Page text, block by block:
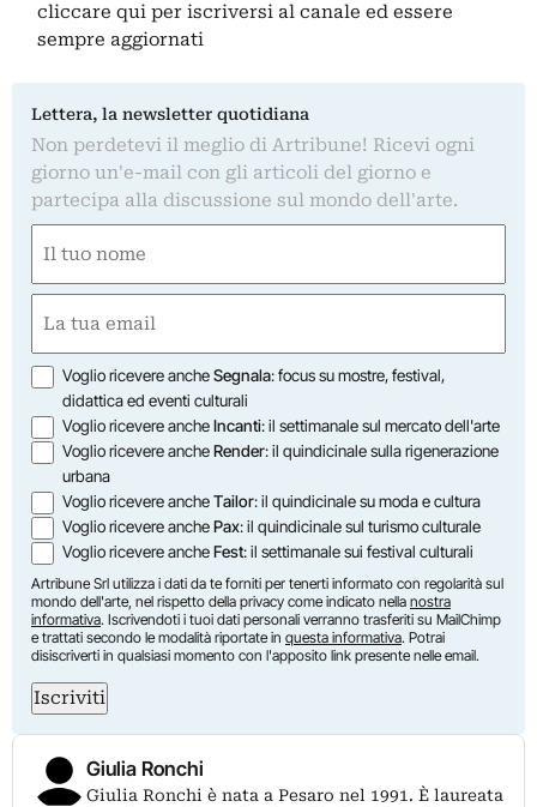
cliccare qui per iscriversi al canale ed essere
sempre aggiornati
Lettera, la newsletter quotidiana
Non perdetevi il meglio di Artribune! Ricevi ogni
giorno un'e-mail con gli articoli del giorno e
partecipa alla discussione sul mondo dell'arte.
(Obbligatorio)
Nome
(Obbligatorio)
Opzioni
Voglio ricevere ancheSegnala: focus su mostre, festival,
didattica ed eventi culturali
Voglio ricevere ancheIncanti: il settimanale sul mercato dell'arte
Voglio ricevere ancheRender: il quindicinale sulla rigenerazione
urbana
Voglio ricevere ancheTailor: il quindicinale su moda e cultura
Voglio ricevere anchePax: il quindicinale sul turismo culturale
Voglio ricevere ancheFest: il settimanale sui festival culturali
Artribune Srl utilizza i dati da te forniti per tenerti informato con regolarità sul
mondo dell'arte, nel rispetto della privacy come indicato nella nostra
informativa. Iscrivendoti i tuoi dati personali verranno trasferiti su MailChimp
e trattati secondo le modalità riportate in questa informativa. Potrai
disiscriverti in qualsiasi momento con l'apposito link presente nelle email.
Iscriviti
Giulia Ronchi
Giulia Ronchi è nata a Pesaro nel 1991. È laureata